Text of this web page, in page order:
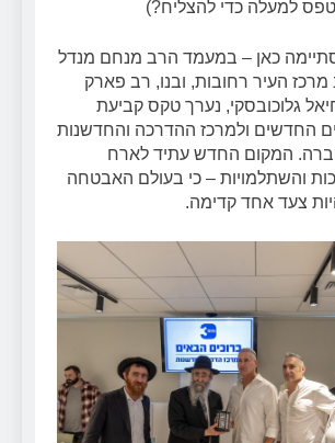
למעלה כדי להצליח?)
כאן – במעמד הרב מנחם מנדל
מרכז העיר רחובות, ובנו, רב פארק
גלוכובסקי, נערך טקס קביעת
החדשים ולמרכז ההדרכה והחדשנות
המקום החדש עתיד לארח
והשתלמויות – כי בעולם האבטחה
צעד אחד קדימה.